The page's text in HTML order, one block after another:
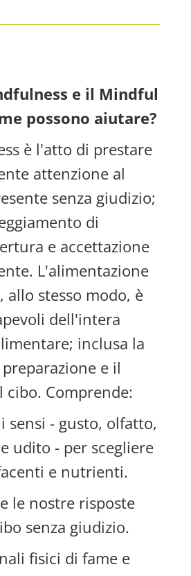
e il Mindful
possono aiutare?
è l'atto di prestare
attenzione al
senza giudizio;
di
e accettazione
L'alimentazione
allo stesso modo, è
dell'intera
inclusa la
e il
cibo. Comprende:
sensi - gusto, olfatto,
udito - per scegliere
e nutrienti.
le nostre risposte
senza giudizio.
fisici di fame e